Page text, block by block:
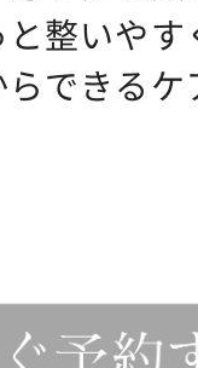
整いや
できる